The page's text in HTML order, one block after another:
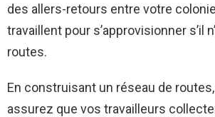
des allers-retours entre votre
travaillent pour s’approvisionner s’il
routes.
En construisant un réseau de
assurez que vos travailleurs